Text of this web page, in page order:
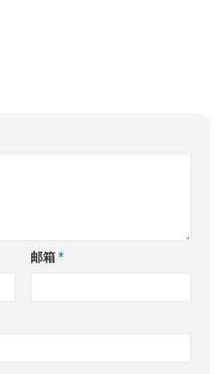
邮箱*